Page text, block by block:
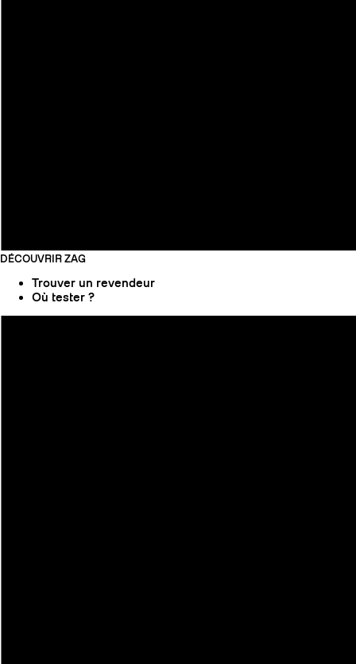
DÉCOUVRIR ZAG
Trouver un revendeur
Où tester ?